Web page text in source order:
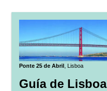
Ponte 25 de Abril , Lisboa
Guía de Lisboa